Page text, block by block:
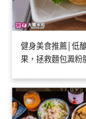
健身美食推薦│低
果，拯救麵包澱粉